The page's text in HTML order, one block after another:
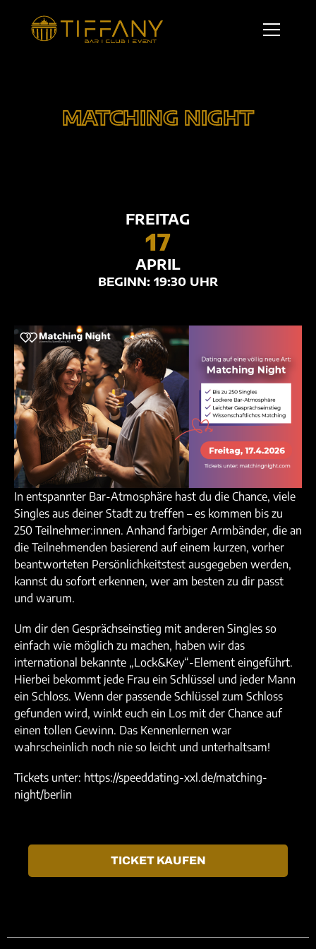
MATCHING NIGHT
FREITAG
17
APRIL
BEGINN: 19:30 UHR
In entspannter Bar-Atmosphäre hast du die Chance, viele
Singles aus deiner Stadt zu treffen – es kommen bis zu
250 Teilnehmer:innen. Anhand farbiger Armbänder, die an
die Teilnehmenden basierend auf einem kurzen, vorher
beantworteten Persönlichkeitstest ausgegeben werden,
kannst du sofort erkennen, wer am besten zu dir passt
und warum.
Um dir den Gesprächseinstieg mit anderen Singles so
einfach wie möglich zu machen, haben wir das
international bekannte „Lock&Key“-Element eingeführt.
Hierbei bekommt jede Frau ein Schlüssel und jeder Mann
ein Schloss. Wenn der passende Schlüssel zum Schloss
gefunden wird, winkt euch ein Los mit der Chance auf
einen tollen Gewinn. Das Kennenlernen war
wahrscheinlich noch nie so leicht und unterhaltsam!
Tickets unter: https://speeddating-xxl.de/matching-
night/berlin
TICKET KAUFEN